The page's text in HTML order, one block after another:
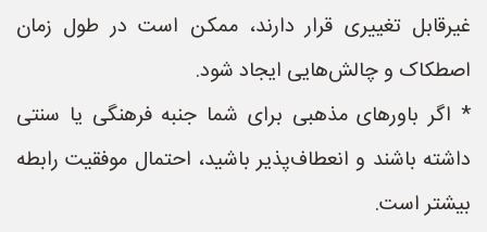
غیرقابل تغییری قرار دارند، ممکن است در طول زمان
اصطکاک و چالش‌هایی ایجاد شود.
* اگر باورهای مذهبی برای شما جنبه فرهنگی یا سنتی
داشته باشند و انعطاف‌پذیر باشید، احتمال موفقیت رابطه
بیشتر است.